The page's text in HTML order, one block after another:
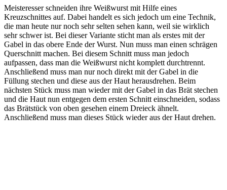
Meisteresser schneiden ihre Weißwurst mit Hilfe eines
Kreuzschnittes auf. Dabei handelt es sich jedoch um eine Technik,
die man heute nur noch sehr selten sehen kann, weil sie wirklich
sehr schwer ist. Bei dieser Variante sticht man als erstes mit der
Gabel in das obere Ende der Wurst. Nun muss man einen schrägen
Querschnitt machen. Bei diesem Schnitt muss man jedoch
aufpassen, dass man die Weißwurst nicht komplett durchtrennt.
Anschließend muss man nur noch direkt mit der Gabel in die
Füllung stechen und diese aus der Haut herausdrehen. Beim
nächsten Stück muss man wieder mit der Gabel in das Brät stechen
und die Haut nun entgegen dem ersten Schnitt einschneiden, sodass
das Brätstück von oben gesehen einem Dreieck ähnelt.
Anschließend muss man dieses Stück wieder aus der Haut drehen.